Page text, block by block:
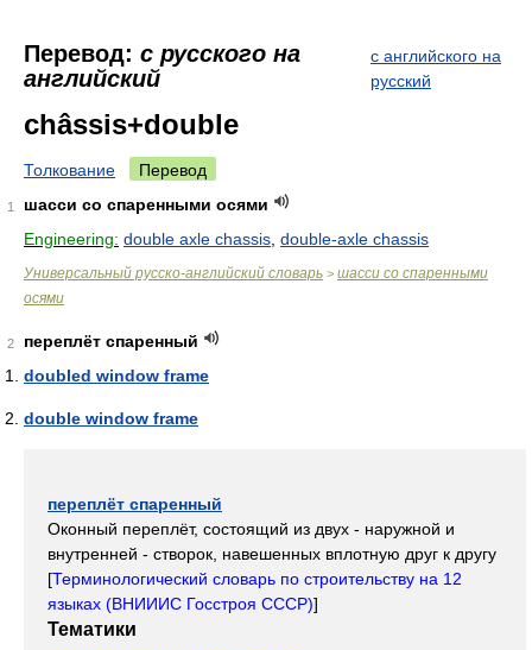
Перевод: с русского на
английский
с английского на
русский
châssis+double
Толкование Перевод
1
шасси со спаренными осями
Engineering: double axle chassis double-axle chassis
Универсальный русско-английский словарь > шасси со спаренными
осями
2
переплёт спаренный
doubled window frame
double window frame
переплёт спаренный
Оконный переплёт, состоящий из двух - наружной и
внутренней - створок, навешенных вплотную друг к другу
[Терминологический словарь по строительству на 12
языках (ВНИИИС Госстроя СССР)]
Тематики